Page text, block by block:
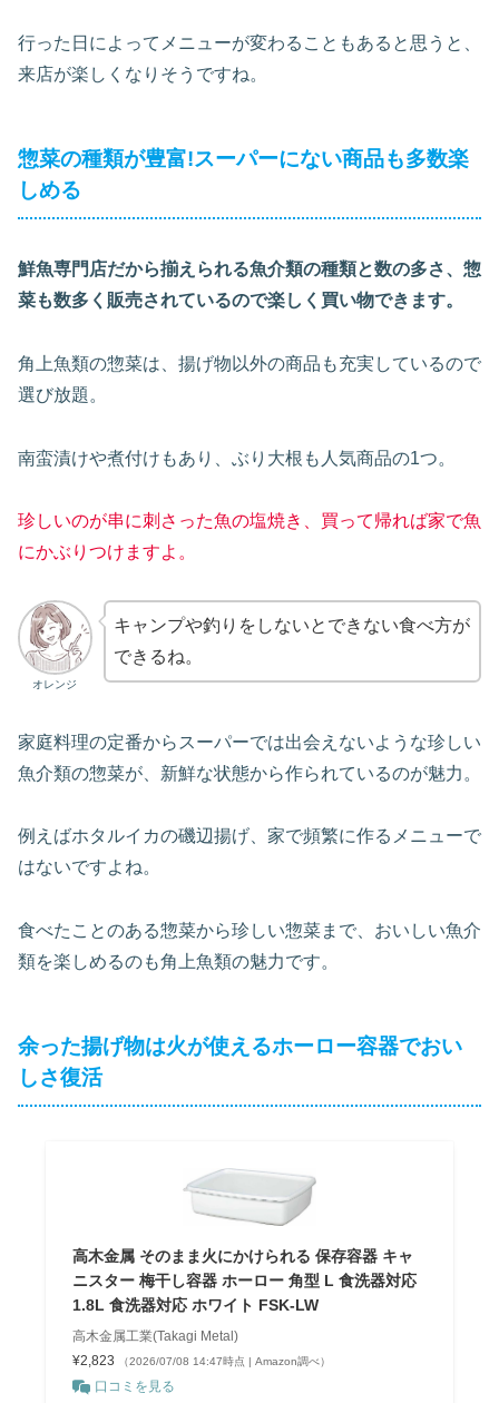
行った日によってメニューが変わることもあると思うと、
来店が楽しくなりそうですね。
惣菜の種類が豊富!スーパーにない商品も多数楽
しめる
鮮魚専門店だから揃えられる魚介類の種類と数の多さ、惣
菜も数多く販売されているので楽しく買い物できます。
角上魚類の惣菜は、揚げ物以外の商品も充実しているので
選び放題。
南蛮漬けや煮付けもあり、ぶり大根も人気商品の1つ。
珍しいのが串に刺さった魚の塩焼き、買って帰れば家で魚
にかぶりつけますよ。
オレンジ
キャンプや釣りをしないとできない食べ方が
できるね。
家庭料理の定番からスーパーでは出会えないような珍しい
魚介類の惣菜が、新鮮な状態から作られているのが魅力。
例えばホタルイカの磯辺揚げ、家で頻繁に作るメニューで
はないですよね。
食べたことのある惣菜から珍しい惣菜まで、おいしい魚介
類を楽しめるのも角上魚類の魅力です。
余った揚げ物は火が使えるホーロー容器でおい
しさ復活
高木金属 そのまま火にかけられる 保存容器 キャ
ニスター 梅干し容器 ホーロー 角型 L 食洗器対応
1.8L 食洗器対応 ホワイト FSK-LW
高木金属工業(Takagi Metal)
¥2,823
（2026/07/08 14:47時点 | Amazon調べ）
口コミを見る